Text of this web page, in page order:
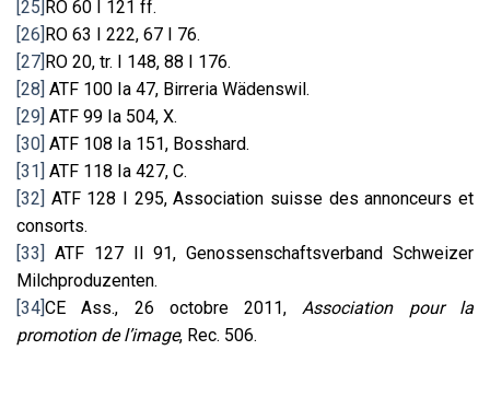
[25] RO 60 I 121 ff.
[26] RO 63 I 222, 67 I 76.
[27] RO 20, tr. I 148, 88 I 176.
[28] ATF 100 Ia 47, Birreria Wädenswil.
[29] ATF 99 Ia 504, X.
[30] ATF 108 Ia 151, Bosshard.
[31] ATF 118 Ia 427, C.
[32] ATF 128 I 295, Association suisse des annonceurs et
consorts.
[33]
ATF 127 II 91, Genossenschaftsverband Schweizer
Milchproduzenten.
[34] CE Ass., 26 octobre 2011,Association pour la
promotion de l’image, Rec. 506.